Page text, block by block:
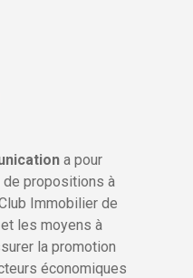
a pour
propositions à
Immobilier de
les moyens à
la promotion
économiques